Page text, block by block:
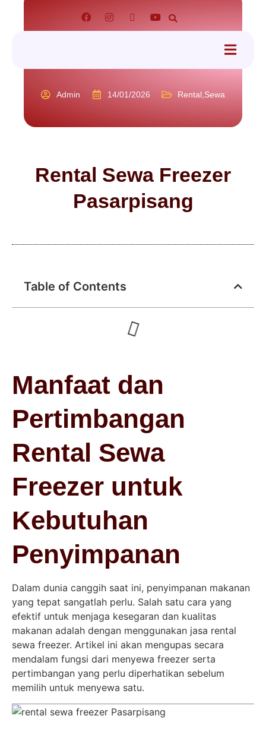
Admin 14/01/2026 Rental Sewa
Rental Sewa Freezer
Pasarpisang
Table of Contents
Manfaat dan
Pertimbangan
Rental Sewa
Freezer untuk
Kebutuhan
Penyimpanan
Dalam dunia canggih saat ini, penyimpanan makanan
yang tepat sangatlah perlu. Salah satu cara yang
efektif untuk menjaga kesegaran dan kualitas
makanan adalah dengan menggunakan jasa rental
sewa freezer. Artikel ini akan mengupas secara
mendalam fungsi dari menyewa freezer serta
pertimbangan yang perlu diperhatikan sebelum
memilih untuk menyewa satu.